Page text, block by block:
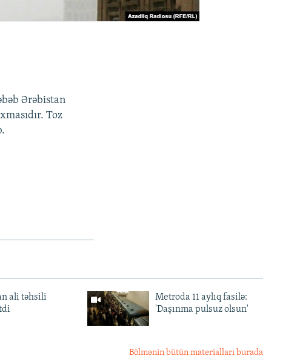
Ərəbistan
Toz
ali təhsili
Metroda 11 aylıq fasilə:
'Daşınma pulsuz olsun'
Bölmənin bütün materialları burada